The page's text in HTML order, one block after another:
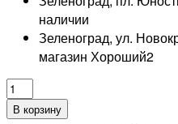
наличии
Зеленоград, ул.
магазин Хороший2
Количество
товара
В корзину